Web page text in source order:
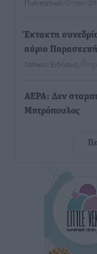
Πολιτιστικά πριν
Έκτακτη
αύριο
Τοπικές Ειδήσεις
ΑΕΡΑ: Δεν
Μητρόπουλος
ατομικό για δύο
πριν 50
Φοίβος: Εν
πριν 51